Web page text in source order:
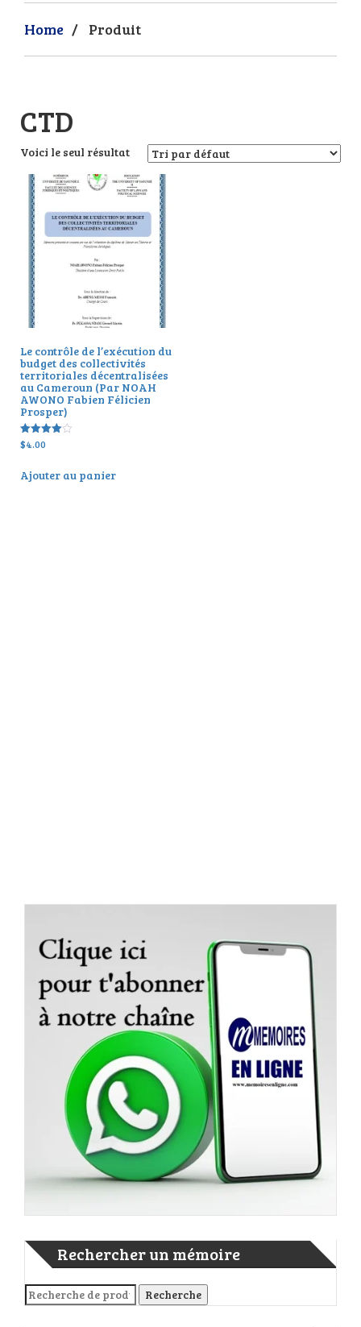
Home / Produit
CTD
Voici le seul résultat
Le contrôle de l’exécution du
budget des collectivités
territoriales décentralisées
au Cameroun (Par NOAH
AWONO Fabien Félicien
Prosper)
Note
4.00
$4.00
Ajouter au panier
Rechercher un mémoire
Recherche pour : Recherche